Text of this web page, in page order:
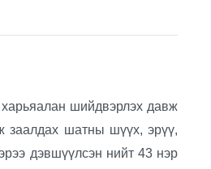
харьяалан шийдвэрлэх давж
заалдах шатны шүүх, эрүү,
дэвшүүлсэн нийт 43 нэр